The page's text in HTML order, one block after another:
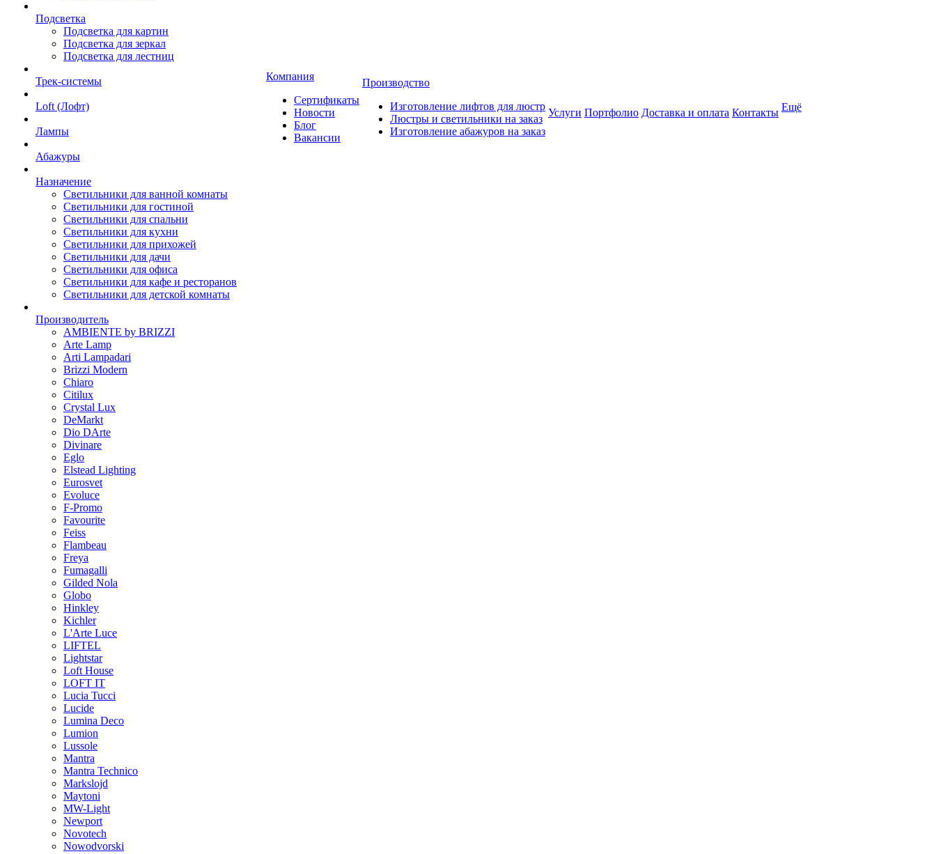
Подсветка
Подсветка для картин
Подсветка для зеркал
Подсветка для лестниц
Трек-системы
Loft (Лофт)
Лампы
Абажуры
Назначение
Светильники для ванной комнаты
Светильники для гостиной
Светильники для спальни
Светильники для кухни
Светильники для прихожей
Светильники для дачи
Светильники для офиса
Светильники для кафе и ресторанов
Светильники для детской комнаты
Производитель
AMBIENTE by BRIZZI
Arte Lamp
Arti Lampadari
Brizzi Modern
Chiaro
Citilux
Crystal Lux
DeMarkt
Dio DArte
Divinare
Eglo
Elstead Lighting
Eurosvet
Evoluce
F-Promo
Favourite
Feiss
Flambeau
Freya
Fumagalli
Gilded Nola
Globo
Hinkley
Kichler
L'Arte Luce
LIFTEL
Lightstar
Loft House
LOFT IT
Lucia Tucci
Lucide
Lumina Deco
Lumion
Lussole
Mantra
Mantra Technico
Markslojd
Maytoni
MW-Light
Newport
Novotech
Nowodvorski
Компания
Сертификаты
Новости
Блог
Вакансии
Производство
Изготовление лифтов для люстр
Люстры и светильники на заказ
Изготовление абажуров на заказ
Услуги Портфолио Доставка и оплата Контакты Ещё